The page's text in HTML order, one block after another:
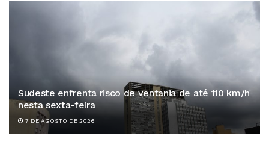
Sudeste enfrenta risco de ventania de até 110 km/h
nesta sexta-feira
7 DE AGOSTO DE 2026